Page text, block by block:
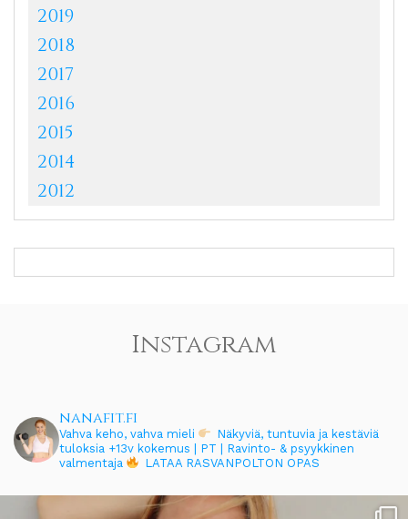
2019
2018
2017
2016
2015
2014
2012
Instagram
nanafit.fi
Vahva keho, vahva mieli
Näkyviä, tuntuvia ja kestäviä
tuloksia +13v kokemus | PT | Ravinto- & psyykkinen
valmentaja
LATAA RASVANPOLTON OPAS